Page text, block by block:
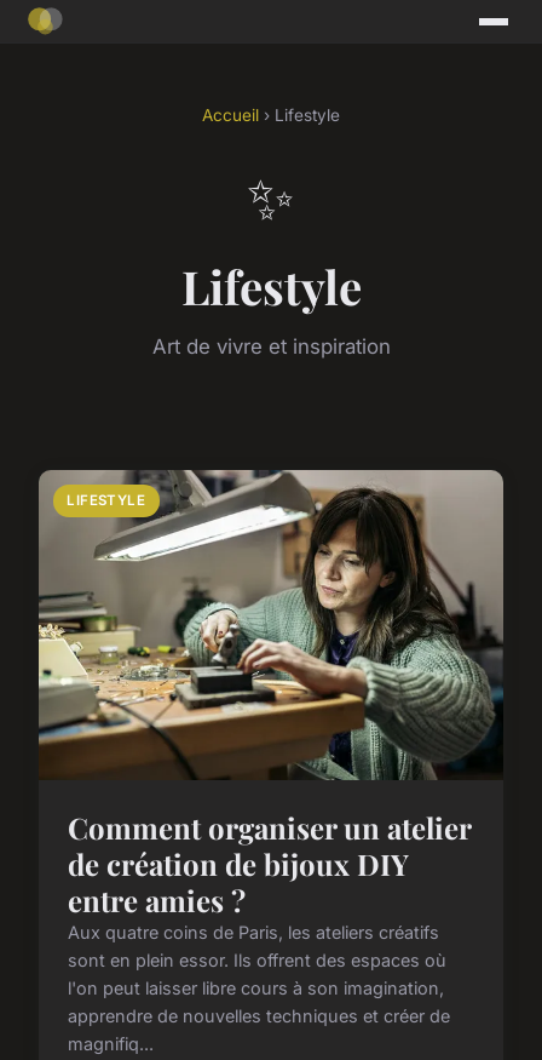
Accueil › Lifestyle
✨
Lifestyle
Art de vivre et inspiration
LIFESTYLE
Comment organiser un atelier
de création de bijoux DIY
entre amies ?
Aux quatre coins de Paris, les ateliers créatifs
sont en plein essor. Ils offrent des espaces où
l'on peut laisser libre cours à son imagination,
apprendre de nouvelles techniques et créer de
magnifiq...